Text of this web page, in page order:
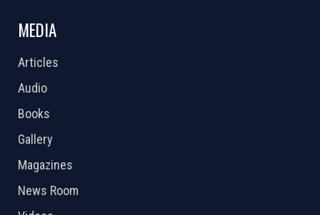
MEDIA
Articles
Audio
Books
Gallery
Magazines
News Room